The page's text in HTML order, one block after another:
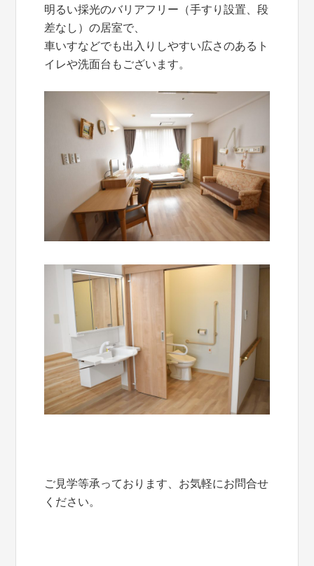
明るい採光のバリアフリー（手すり設置、段
差なし）の居室で、
車いすなどでも出入りしやすい広さのあるト
イレや洗面台もございます。
ご見学等承っております、お気軽にお問合せ
ください。